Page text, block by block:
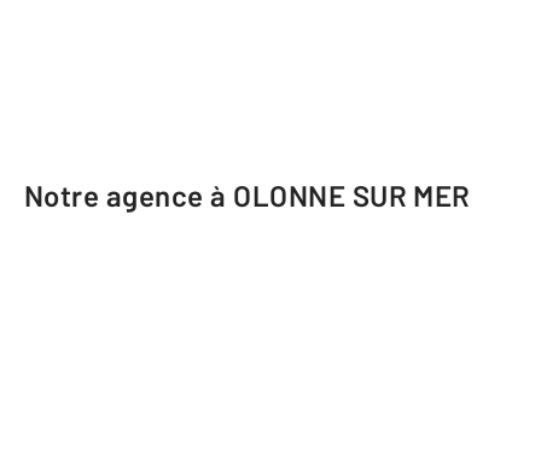
Notre agence à OLONNE SUR MER